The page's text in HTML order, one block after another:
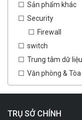
Sản phẩm khác
Security
Firewall
switch
Trung tâm dữ
Văn phòng &
TRỤ SỞ CHÍNH